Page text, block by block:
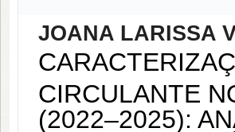
JOANA LARISSA
CIRCULANTE
(2022–2025):